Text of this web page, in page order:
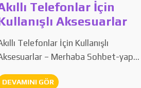
Telefonlar İçin
Aksesuarlar
Telefonlar İçin Kullanışlı
– Merhaba Sohbet-yap…
DEVAMINI GÖR